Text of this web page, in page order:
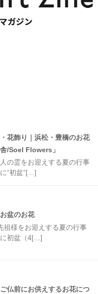
花飾り｜浜松・豊橋のお花
/Soel Flowers」
の霊をお迎えする夏の行事
“初盆”[…]
盆のお花
祖様をお迎えする夏の行事
に初盆（4[…]
仏前にお供えするお花につ